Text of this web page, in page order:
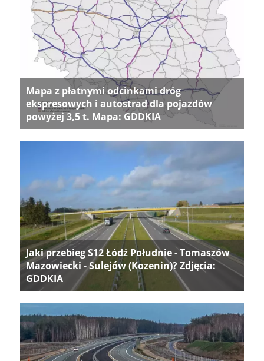
Mapa z płatnymi odcinkami dróg
ekspresowych i autostrad dla pojazdów
powyżej 3,5 t. Mapa: GDDKIA
Jaki przebieg S12 Łódź Południe - Tomaszów
Mazowiecki - Sulejów (Kozenin)? Zdjęcia:
GDDKIA